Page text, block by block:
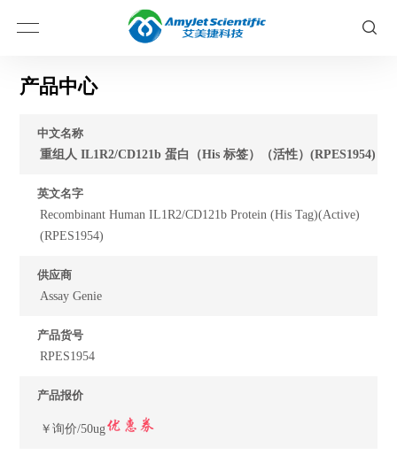
产品中心
中文名称
重组人 IL1R2/CD121b 蛋白（His 标签）（活性）(RPES1954)
英文名字
Recombinant Human IL1R2/CD121b Protein (His Tag)(Active)
(RPES1954)
供应商
Assay Genie
产品货号
RPES1954
产品报价
￥询价/50ug